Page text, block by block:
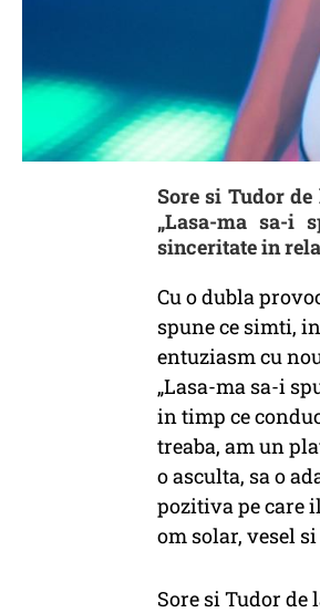
Sore si Tudor
„Lasa-ma sa-i
sinceritate in
Cu o dubla
spune ce simti,
entuziasm cu
„Lasa-ma sa-i
in timp ce
treaba, am un
o asculta, sa o
pozitiva pe care
om solar, vesel
Sore si Tudor